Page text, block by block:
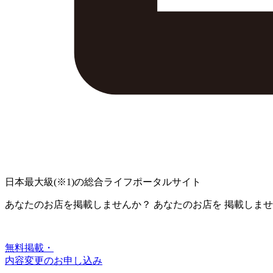
日本最大級(※1)の総合ライフポータルサイト
あなたのお店を掲載しませんか？ あなたのお店を 掲載しま
無料掲載・
内容変更のお申し込み